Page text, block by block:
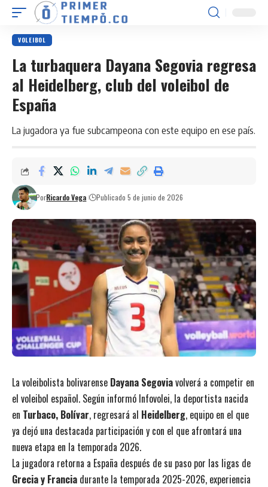
VOLEIBOL
La turbaquera Dayana Segovia regresa
al Heidelberg, club del voleibol de
España
La jugadora ya fue subcampeona con este equipo en ese país.
PorRicardo Vega Publicado 5 de junio de 2026
La voleibolista bolivarense Dayana Segoviavolverá a competir en
el voleibol español. Según informó Infovolei, la deportista nacida
en Turbaco, Bolívar, regresará al Heidelberg, equipo en el que
ya dejó una destacada participación y con el que afrontará una
nueva etapa en la temporada 2026.
La jugadora retorna a España después de su paso por las ligas de
Grecia y Francia durante la temporada 2025-2026, experiencia